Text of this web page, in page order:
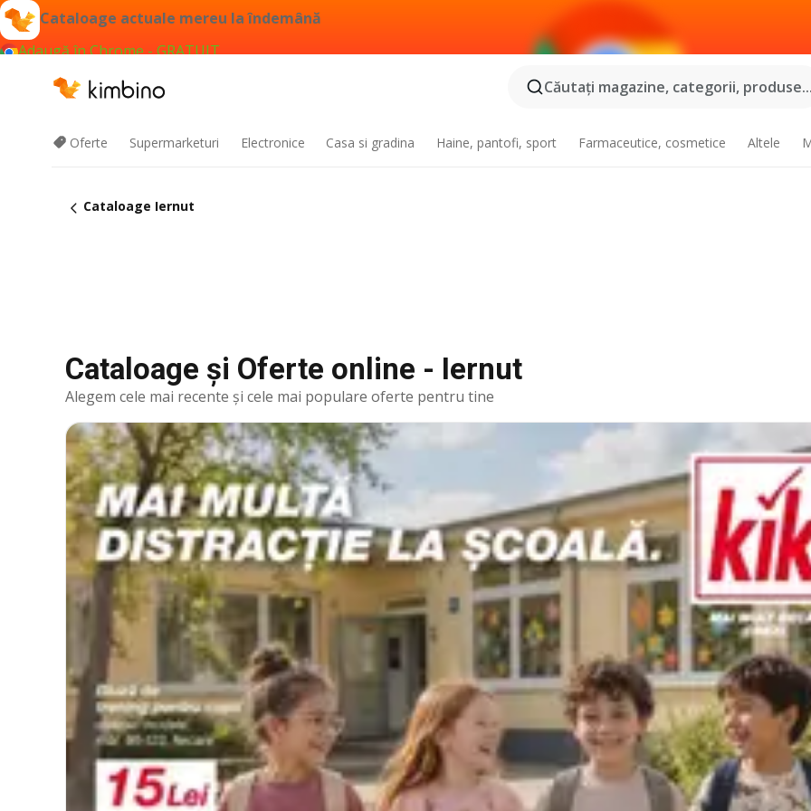
Cataloage actuale mereu la îndemână
Adaugă în Chrome - GRATUIT
Căutaţi magazine, categorii,
Oferte Supermarketuri Electronice Casa si gradina Haine, pantofi, sport Farmaceutice, cosmetice Altele
Cataloage Iernut
Cataloage și Oferte online - Iernut
Alegem cele mai recente şi cele mai populare oferte pentru tine